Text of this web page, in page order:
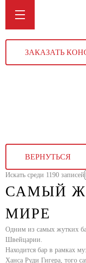
ЗАКАЗАТЬ
ВЕРНУТЬСЯ
Искать среди 1190 записей
САМЫЙ
МИРЕ
Одним из самых жутких
Швейцарии.
Находится бар в рамках
Ханса Руди Гигера, того